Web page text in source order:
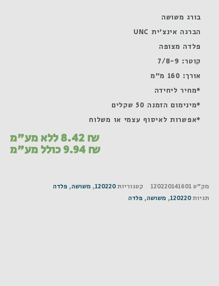
בורג משושה
הברגה אינצ'ית UNC
פלדה מצופה
קוטר: 7/8-9
אורך: 160 מ"מ
*מחיר ליחידה
*מינימום הזמנה 50 שקלים
*אפשרות לאיסוף עצמי או משלוח
8.42₪ ללא מע"מ
9.94₪ כולל מע"מ
מק"ט 120220141601 קטגוריות120220
, משושה, פלדה
תגיות120220
, משושה, פלדה